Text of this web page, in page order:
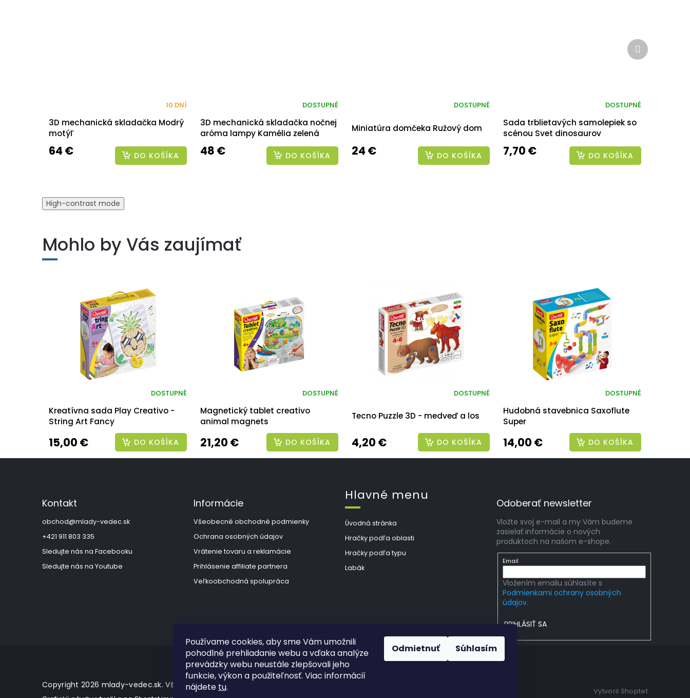
Používame cookies, aby sme Vám umožnili
pohodlné prehliadanie webu a vďaka analýze
prevádzky webu neustále zlepšovali jeho
funkcie, výkon a použiteľnosť. Viac informácií
nájdete tu.
Odmietnuť Súhlasím
3D mechanická skladačka Modrý
motýľ
10 DNÍ
64 € DO KOŠÍKA
3D mechanická skladačka nočnej
aróma lampy Kamélia zelená
DOSTUPNÉ
48 € DO KOŠÍKA
Miniatúra domčeka Ružový dom
DOSTUPNÉ
24 € DO KOŠÍKA
Sada trblietavých samolepiek so
scénou Svet dinosaurov
DOSTUPNÉ
7,70 € DO KOŠÍKA
Ďalší
produkt
High-contrast mode
Mohlo by Vás zaujímať
Kreatívna sada Play Creativo -
String Art Fancy
DOSTUPNÉ
15,00 € DO KOŠÍKA
Magnetický tablet creativo
animal magnets
DOSTUPNÉ
21,20 € DO KOŠÍKA
Tecno Puzzle 3D - medveď a los
DOSTUPNÉ
4,20 € DO KOŠÍKA
Hudobná stavebnica Saxoflute
Super
DOSTUPNÉ
14,00 € DO KOŠÍKA
Kontakt
obchod@mlady-vedec.sk
+421 911 803 335
Sledujte nás na Facebooku
Sledujte nás na Youtube
Informácie
Všeobecné obchodné podmienky
Ochrana osobných údajov
Vrátenie tovaru a reklamácie
Prihlásenie affiliate partnera
Veľkoobchodná spolupráca
Hlavné menu
Úvodná stránka
Hračky podľa oblasti
Hračky podľa typu
Labák
Odoberať newsletter
Vložte svoj e-mail a my Vám budeme
zasielať informácie o nových
produktoch na našom e-shope.
Email
Vložením emailu súhlasíte s
Podmienkami ochrany osobných
údajov.
PRIHLÁSIŤ SA
Vytvoril Shoptet
Copyright 2026 mlady-vedec.sk. Všetky práva vyhradené.